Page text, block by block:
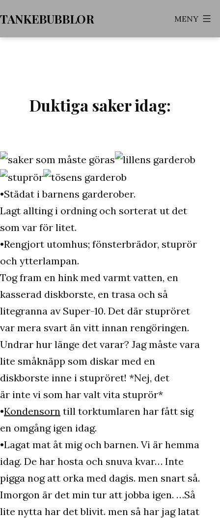
till
innehåll
TANKEBUBBLOR MENY
Duktiga saker idag:
•Städat i barnens garderober.
Lagt allting i ordning och sorterat ut det
som var för litet.
•Rengjort utomhus; fönsterbrädor, stuprör
och ytterlampan.
Tog fram en hink med varmt vatten, en
kasserad diskborste, en trasa och så
litegranna av Super-10. Det där stupröret
var mera svart än vitt innan rengöringen.
Undrar hur länge det varar? Jag måste vara
lite småknäpp som diskar med en
diskborste inne i stupröret! *Nej, det
är inte vi som har valt vita stuprör*
•Kondensorn till torktumlaren har fått sig
en omgång igen idag.
•Lagat mat åt mig och barnen. Vi är hemma
idag. De har hosta och snuva kvar… Inte
pigga nog att orka med dagis. men snart så.
Imorgon är det min tur att jobba igen. …Så
lite nytta har det blivit. men så har jag latat